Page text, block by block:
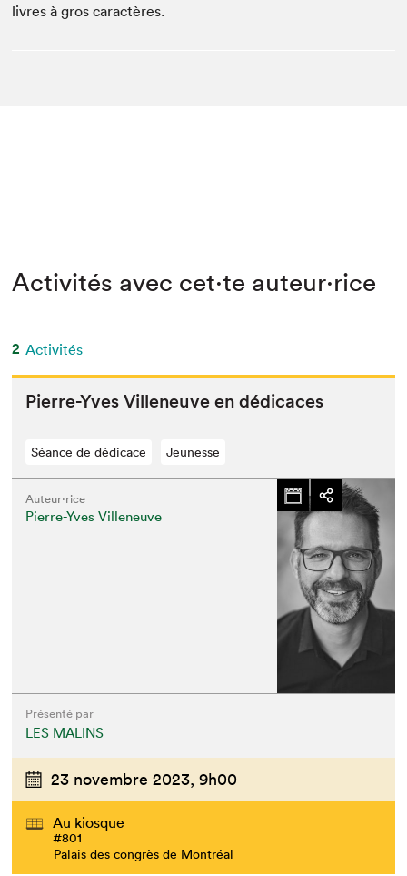
livres à gros caractères.
Activités avec cet·te auteur·rice
2 Activités
Pierre-Yves Vil­leneuve en dédicaces
Séance de dédicace Jeunesse
Auteur·rice
Pierre-Yves Villeneuve
Présenté par
LES MALINS
23 novembre 2023, 9h00
Au kiosque
#801
Palais des congrès de Montréal